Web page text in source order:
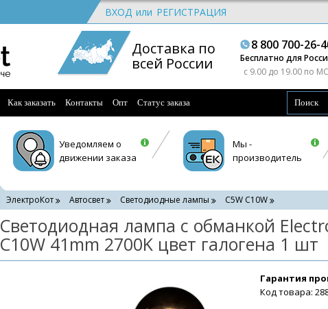
ВХОД или РЕГИСТРАЦИЯ
Доставка по
всей России
8 800 700-26-
Бесплатно для
c 9.00 до 19.00 по
Как заказать Контакты Опт Статус заказа
Уведомляем о
движении заказа
Мы -
производитель
ЭлектроКот Автосвет Светодиодные лампы C5W С10W
Светодиодная лампа с обманкой
C10W 41mm 2700K цвет галогена 1 шт
Гарантия
Код товара: